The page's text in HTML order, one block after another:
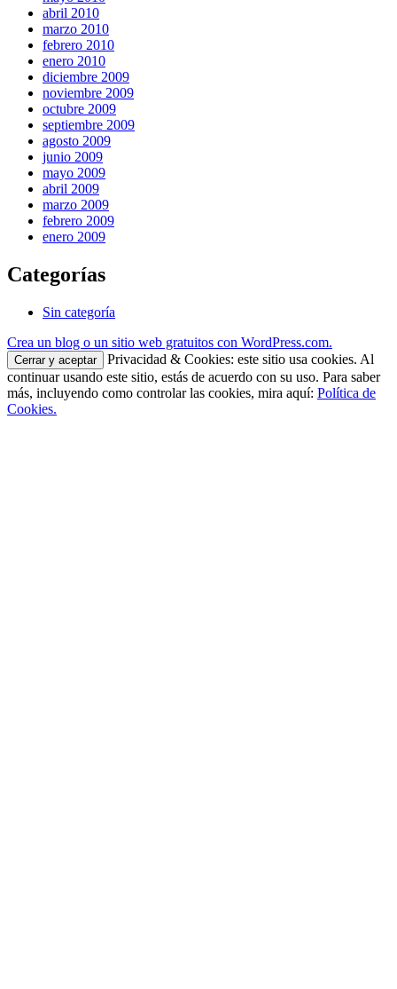
abril 2010
marzo 2010
febrero 2010
enero 2010
diciembre 2009
noviembre 2009
octubre 2009
septiembre 2009
agosto 2009
junio 2009
mayo 2009
abril 2009
marzo 2009
febrero 2009
enero 2009
Categorías
Sin categoría
Crea un blog o un sitio web gratuitos con WordPress.com.
Privacidad & Cookies: este sitio usa cookies. Al
continuar usando este sitio, estás de acuerdo con su uso. Para saber
más, incluyendo como controlar las cookies, mira aquí: Política de
Cookies.